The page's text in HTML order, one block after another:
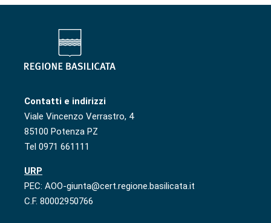
Contatti e indirizzi
Viale Vincenzo Verrastro, 4
85100 Potenza PZ
Tel 0971 661111
URP
PEC: AOO-giunta@cert.regione.basilicata.it
C.F. 80002950766